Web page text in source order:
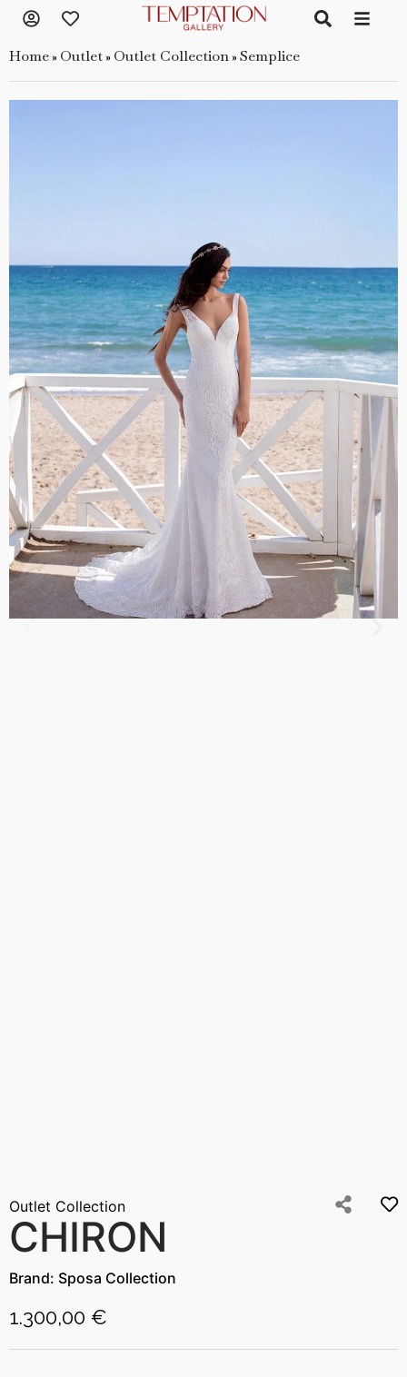
Home» Outlet» Outlet Collection» Semplice
Outlet Collection
CHIRON
Brand: Sposa Collection
1.300,00 €